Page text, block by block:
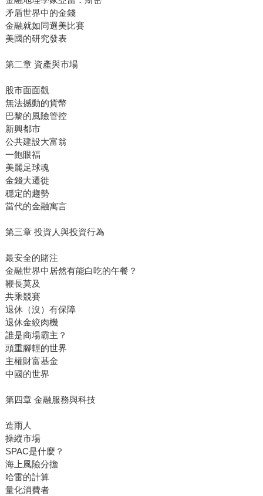
矛盾世界中的金錢
金融就如同選美比賽
美國的研究發表
第二章 資產與市場
股市面面觀
無法撼動的貨幣
巴黎的風險管控
新興都市
公共建設大富翁
一飽眼福
美麗足球魂
金錢大遷徙
穩定的趨勢
當代的金融寓言
第三章 投資人與投資行為
最安全的賭注
金融世界中居然有能白吃的午餐？
鞭長莫及
共乘競賽
退休（沒）有保障
退休金絞肉機
誰是商場霸主？
頭重腳輕的世界
主權財富基金
中國的世界
第四章 金融服務與科技
造雨人
操縱市場
SPAC是什麼？
海上風險分擔
哈雷的計算
量化消費者